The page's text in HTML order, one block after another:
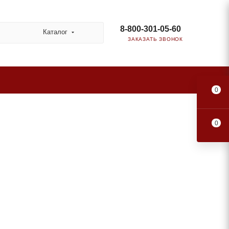
Каталог 8-800-301-05-60
ЗАКАЗАТЬ ЗВОНОК
0
0